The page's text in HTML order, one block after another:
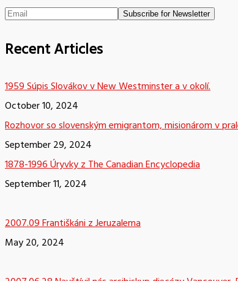
Recent Articles
1959 Súpis Slovákov v New Westminster a v okolí.
October 10, 2024
Rozhovor so slovenským emigrantom, misionárom v
September 29, 2024
1878-1996 Úryvky z The Canadian Encyclopedia
September 11, 2024
2007.09 Františkáni z Jeruzalema
May 20, 2024